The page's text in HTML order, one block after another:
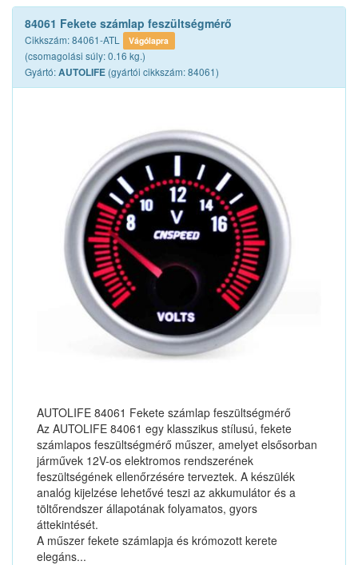
84061 Fekete számlap feszültségmérő
Cikkszám: 84061-ATL Vágólapra
(csomagolási súly: 0.16 kg.)
Gyártó:AUTOLIFE (gyártói cikkszám: 84061)
AUTOLIFE 84061 Fekete számlap feszültségmérő
Az AUTOLIFE 84061 egy klasszikus stílusú, fekete
számlapos feszültségmérő műszer, amelyet elsősorban
járművek 12V-os elektromos rendszerének
feszültségének ellenőrzésére terveztek. A készülék
analóg kijelzése lehetővé teszi az akkumulátor és a
töltőrendszer állapotának folyamatos, gyors
áttekintését.
A műszer fekete számlapja és krómozott kerete
elegáns...